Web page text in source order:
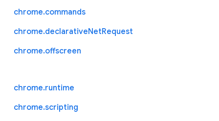
chrome.commands
chrome.declarativeNetRequest
chrome.offscreen
chrome.runtime
chrome.scripting